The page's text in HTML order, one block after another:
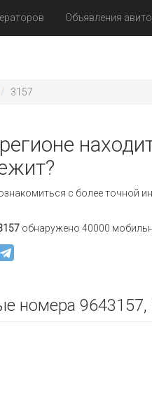
Объявления авито
3157
с более точной
обнаружено 40000
номера 9643157,